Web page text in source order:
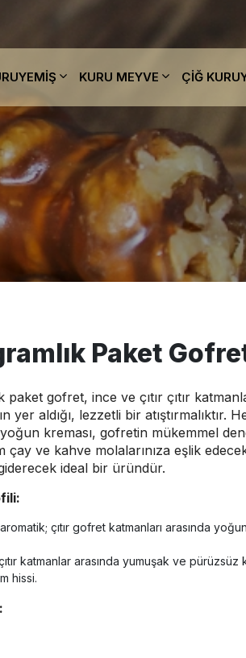
KURU MEYVE ÇIĞ
Paket
paket gofret, ince ve çıtır çıtır
yer aldığı, lezzetli bir atıştırmalıktır.
kreması, gofretin mükemmel
çay ve kahve molalarınıza eşlik
ideal bir üründür.
çıtır gofret katmanları arasında
katmanlar arasında yumuşak ve pürüzsüz
hissi.